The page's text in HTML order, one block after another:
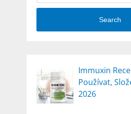
Search
Immuxin
Používat,
2026